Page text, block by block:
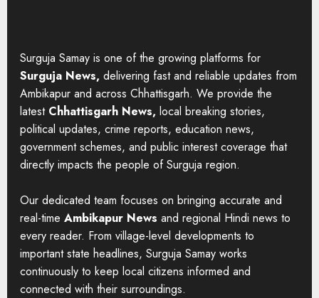
Surguja Samay is one of the growing platforms for
Surguja News, delivering fast and reliable updates from
Ambikapur and across Chhattisgarh. We provide the
latest Chhattisgarh News, local breaking stories,
political updates, crime reports, education news,
government schemes, and public interest coverage that
directly impacts the people of Surguja region.
Our dedicated team focuses on bringing accurate and
real-time Ambikapur News and regional Hindi news to
every reader. From village-level developments to
important state headlines, Surguja Samay works
continuously to keep local citizens informed and
connected with their surroundings.